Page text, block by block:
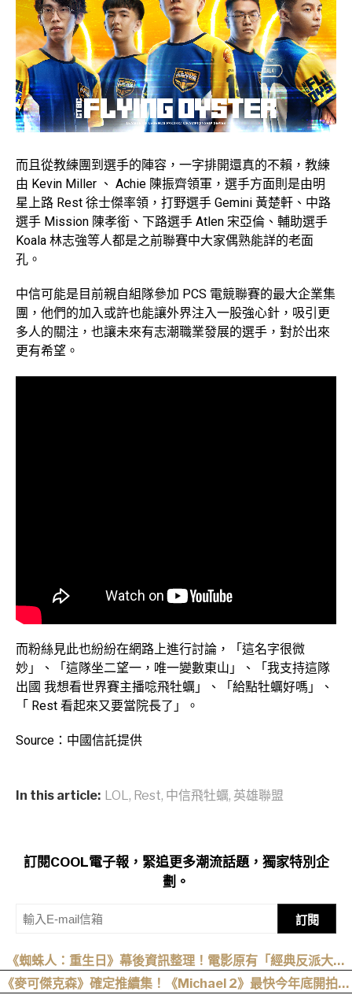
而且從教練團到選手的陣容，一字排開還真的不賴，教練
由 Kevin Miller 、 Achie 陳振齊領軍，選手方面則是由明
星上路 Rest 徐士傑率領，打野選手 Gemini 黃楚軒、中路
選手 Mission 陳孝銜、下路選手 Atlen 宋亞倫、輔助選手
Koala 林志強等人都是之前聯賽中大家偶熟能詳的老面
孔。
中信可能是目前親自組隊參加 PCS 電競聯賽的最大企業集
團，他們的加入或許也能讓外界注入一股強心針，吸引更
多人的關注，也讓未來有志潮職業發展的選手，對於出來
更有希望。
而粉絲見此也紛紛在網路上進行討論，「這名字很微
妙」、「這隊坐二望一，唯一變數東山」、「我支持這隊
出國 我想看世界賽主播唸飛牡蠣」、「給點牡蠣好嗎」、
「 Rest 看起來又要當院長了」。
Source：中國信託提供
In this article: LOL, Rest, 中信飛牡蠣, 英雄聯盟
訂閱COOL電子報，緊追更多潮流話題，獨家特別企
劃。
訂閱
《蜘蛛人：重生日》幕後資訊整理！電影原有「經典反派大混
戰」，湯姆點名想跟「霹靂火」合作！邁爾斯注定加入 MCU
《麥可傑克森》確定推續集！《Michael 2》最快今年底開拍、